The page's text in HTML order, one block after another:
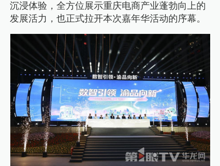
沉浸体验，全方位展示重庆电商产业蓬勃向上的
发展活力，也正式拉开本次嘉年华活动的序幕。